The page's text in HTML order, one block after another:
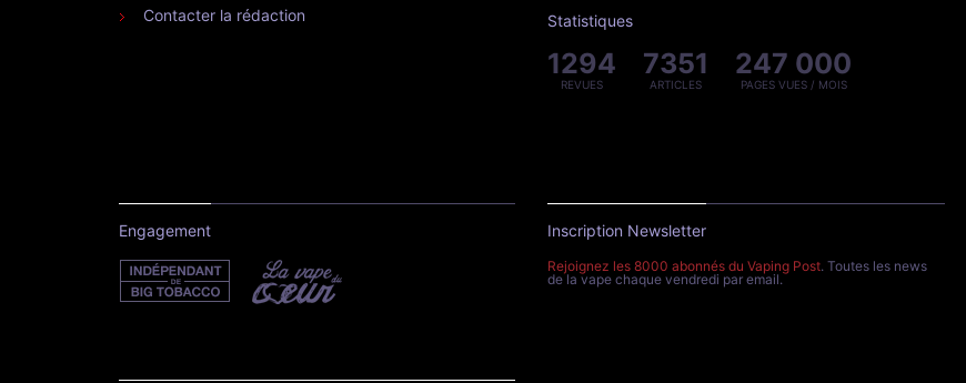
Contacter la rédaction Statistiques
1294
REVUES
7351
ARTICLES
247 000
PAGES VUES / MOIS
Engagement Inscription Newsletter
Rejoignez les 8000 abonnés du Vaping Post. Toutes les news
de la vape chaque vendredi par email.